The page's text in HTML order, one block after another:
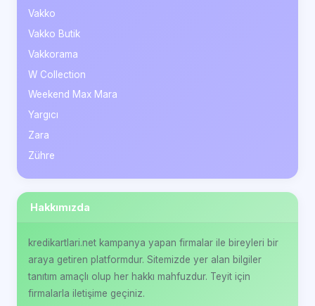
Vakko
Vakko Butik
Vakkorama
W Collection
Weekend Max Mara
Yargıcı
Zara
Zühre
Hakkımızda
kredikartlari.net kampanya yapan firmalar ile bireyleri bir
araya getiren platformdur. Sitemizde yer alan bilgiler
tanıtım amaçlı olup her hakkı mahfuzdur. Teyit için
firmalarla iletişime geçiniz.